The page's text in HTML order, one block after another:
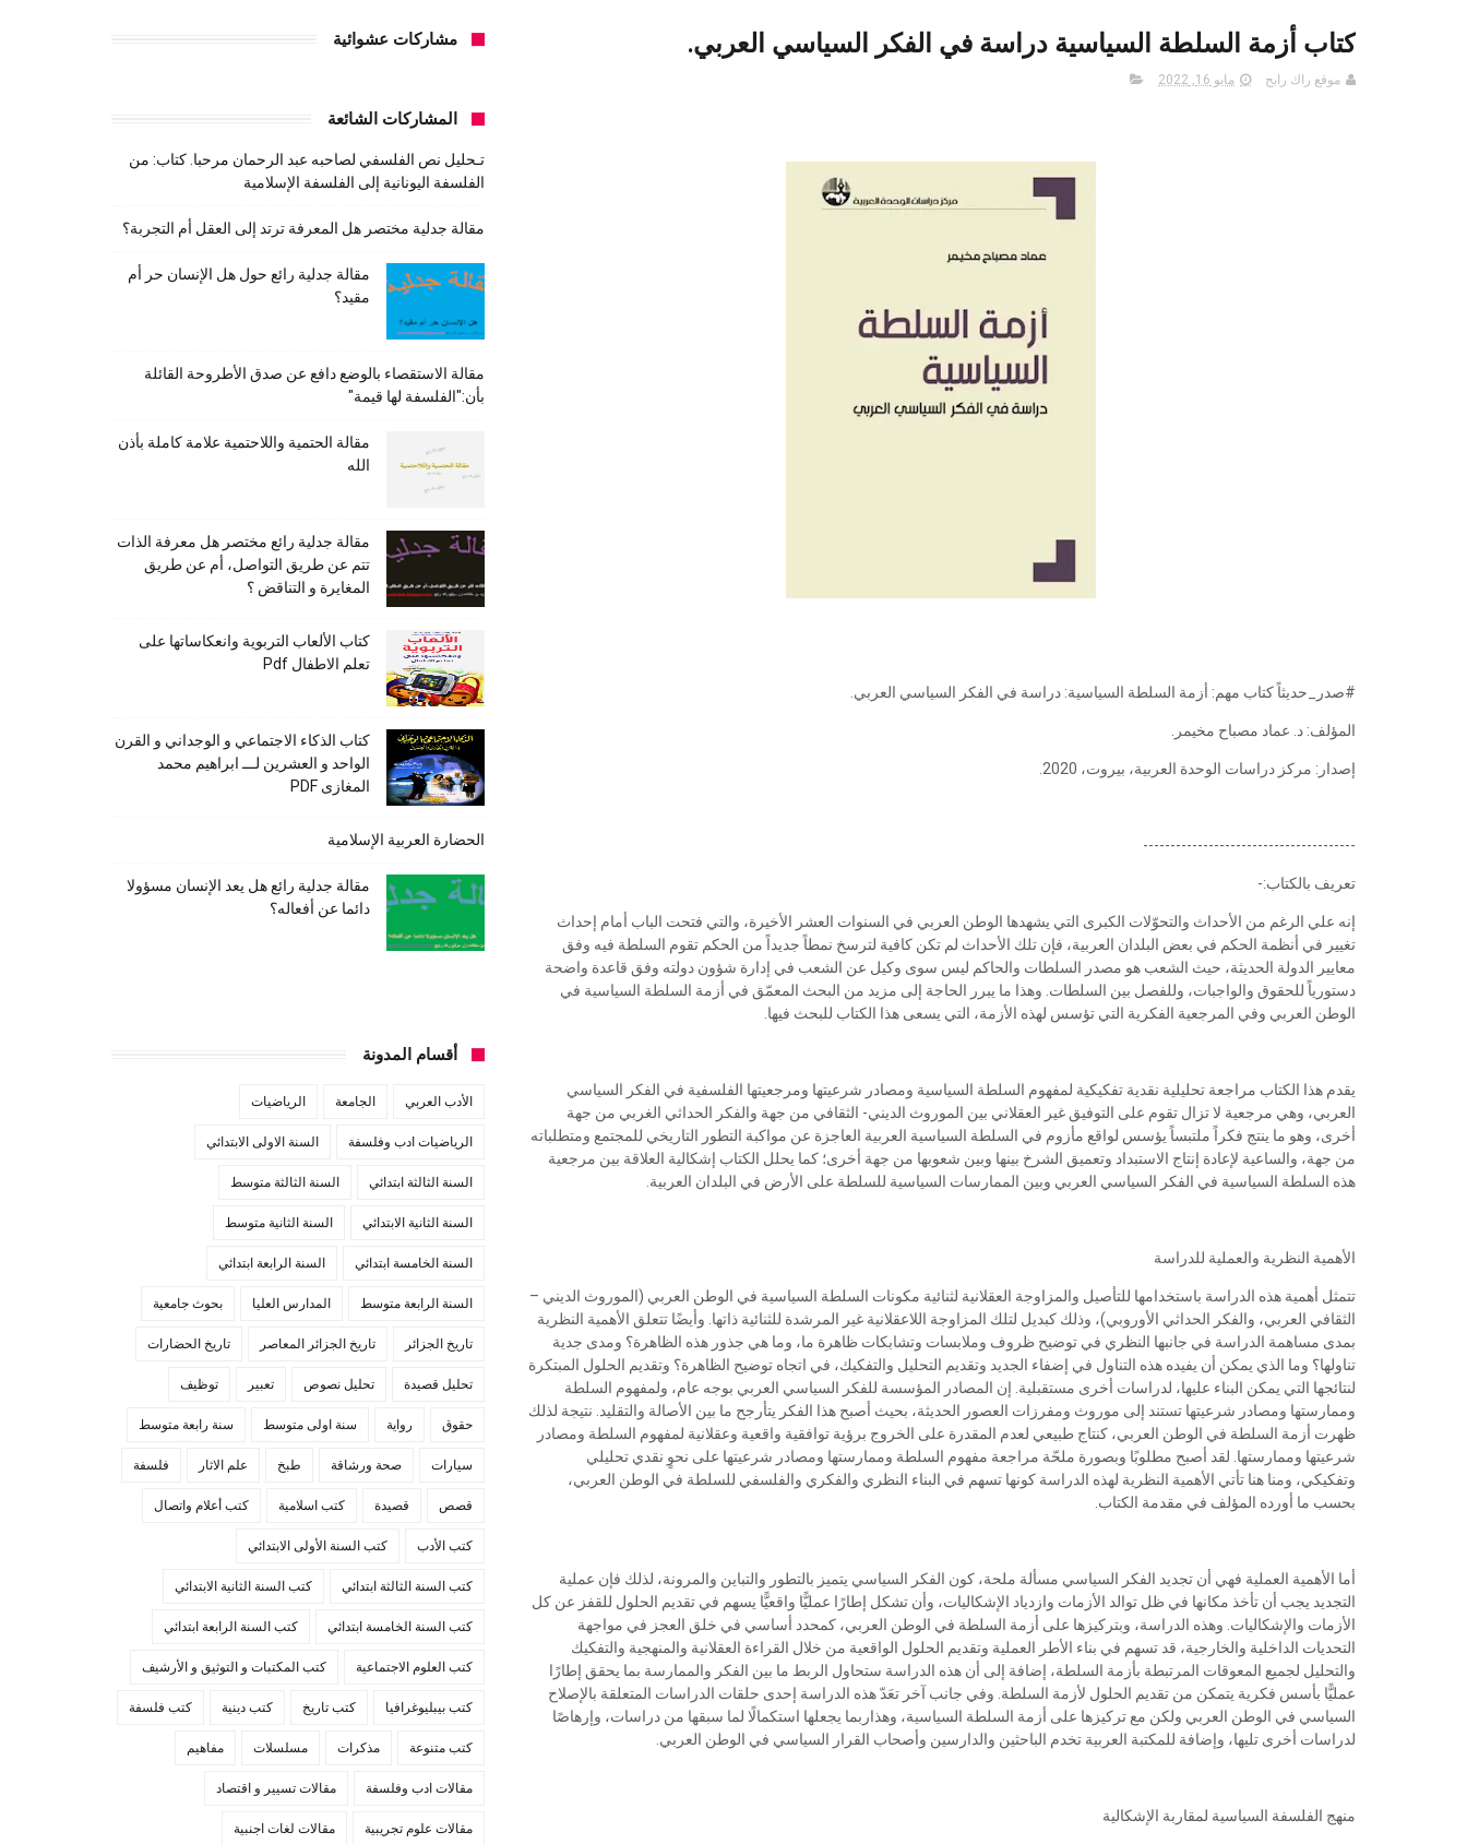
كتاب أزمة السلطة السياسية دراسة في الفكر السياسي العربي.
موقع راك رابح مايو 16, 2022
#صدر_حديثاً كتاب مهم: أزمة السلطة السياسية: دراسة في الفكر السياسي العربي.
المؤلف: د. عماد مصباح مخيمر.
إصدار: مركز دراسات الوحدة العربية، بيروت، 2020.
---------------------------------------
تعريف بالكتاب:-
إنه علي الرغم من الأحداث والتحوّلات الكبرى التي يشهدها الوطن العربي في السنوات العشر الأخيرة، والتي فتحت الباب أمام إحداث
تغيير في أنظمة الحكم في بعض البلدان العربية، فإن تلك الأحداث لم تكن كافية لترسخ نمطاً جديداً من الحكم تقوم السلطة فيه وفق
معايير الدولة الحديثة، حيث الشعب هو مصدر السلطات والحاكم ليس سوى وكيل عن الشعب في إدارة شؤون دولته وفق قاعدة واضحة
دستورياً للحقوق والواجبات، وللفصل بين السلطات. وهذا ما يبرر الحاجة إلى مزيد من البحث المعمّق في أزمة السلطة السياسية في
الوطن العربي وفي المرجعية الفكرية التي تؤسس لهذه الأزمة، التي يسعى هذا الكتاب للبحث فيها.
يقدم هذا الكتاب مراجعة تحليلية نقدية تفكيكية لمفهوم السلطة السياسية ومصادر شرعيتها ومرجعيتها الفلسفية في الفكر السياسي
العربي، وهي مرجعية لا تزال تقوم على التوفيق غير العقلاني بين الموروث الديني- الثقافي من جهة والفكر الحداثي الغربي من جهة
أخرى، وهو ما ينتج فكراً ملتبساً يؤسس لواقع مأزوم في السلطة السياسية العربية العاجزة عن مواكبة التطور التاريخي للمجتمع ومتطلباته
من جهة، والساعية لإعادة إنتاج الاستبداد وتعميق الشرخ بينها وبين شعوبها من جهة أخرى؛ كما يحلل الكتاب إشكالية العلاقة بين مرجعية
هذه السلطة السياسية في الفكر السياسي العربي وبين الممارسات السياسية للسلطة على الأرض في البلدان العربية.
الأهمية النظرية والعملية للدراسة
تتمثل أهمية هذه الدراسة باستخدامها للتأصيل والمزاوجة العقلانية لثنائية مكونات السلطة السياسية في الوطن العربي (الموروث الديني –
الثقافي العربي، والفكر الحداثي الأوروبي)، وذلك كبديل لتلك المزاوجة اللاعقلانية غير المرشدة للثنائية ذاتها. وأيضًا تتعلق الأهمية النظرية
بمدى مساهمة الدراسة في جانبها النظري في توضيح ظروف وملابسات وتشابكات ظاهرة ما، وما هي جذور هذه الظاهرة؟ ومدى جدية
تناولها؟ وما الذي يمكن أن يفيده هذه التناول في إضفاء الجديد وتقديم التحليل والتفكيك، في اتجاه توضيح الظاهرة؟ وتقديم الحلول المبتكرة
لنتائجها التي يمكن البناء عليها، لدراسات أخرى مستقبلية. إن المصادر المؤسسة للفكر السياسي العربي بوجه عام، ولمفهوم السلطة
وممارستها ومصادر شرعيتها تستند إلى موروث ومفرزات العصور الحديثة، بحيث أصبح هذا الفكر يتأرجح ما بين الأصالة والتقليد. نتيجة لذلك
ظهرت أزمة السلطة في الوطن العربي، كنتاج طبيعي لعدم المقدرة على الخروج برؤية توافقية واقعية وعقلانية لمفهوم السلطة ومصادر
شرعيتها وممارستها. لقد أصبح مطلوبًا وبصورة ملحّة مراجعة مفهوم السلطة وممارستها ومصادر شرعيتها على نحوٍ نقدي تحليلي
وتفكيكي، ومنا هنا تأتي الأهمية النظرية لهذه الدراسة كونها تسهم في البناء النظري والفكري والفلسفي للسلطة في الوطن العربي،
بحسب ما أورده المؤلف في مقدمة الكتاب.
أما الأهمية العملية فهي أن تجديد الفكر السياسي مسألة ملحة، كون الفكر السياسي يتميز بالتطور والتباين والمرونة، لذلك فإن عملية
التجديد يجب أن تأخذ مكانها في ظل توالد الأزمات وازدياد الإشكاليات، وأن تشكل إطارًا عمليًّا واقعيًّا يسهم في تقديم الحلول للقفز عن كل
الأزمات والإشكاليات. وهذه الدراسة، وبتركيزها على أزمة السلطة في الوطن العربي، كمحدد أساسي في خلق العجز في مواجهة
التحديات الداخلية والخارجية، قد تسهم في بناء الأطر العملية وتقديم الحلول الواقعية من خلال القراءة العقلانية والمنهجية والتفكيك
والتحليل لجميع المعوقات المرتبطة بأزمة السلطة، إضافة إلى أن هذه الدراسة ستحاول الربط ما بين الفكر والممارسة بما يحقق إطارًا
عمليًّا بأسس فكرية يتمكن من تقديم الحلول لأزمة السلطة. وفي جانب آخر تعَدّ هذه الدراسة إحدى حلقات الدراسات المتعلقة بالإصلاح
السياسي في الوطن العربي ولكن مع تركيزها على أزمة السلطة السياسية، وهذاربما يجعلها استكمالًا لما سبقها من دراسات، وإرهاصًا
لدراسات أخرى تليها، وإضافة للمكتبة العربية تخدم الباحثين والدارسين وأصحاب القرار السياسي في الوطن العربي.
منهج الفلسفة السياسية لمقاربة الإشكالية
مشاركات عشوائية
المشاركات الشائعة
تـحليل نص الفلسفي لصاحبه عبد الرحمان مرحبا. كتاب: من
الفلسفة اليونانية إلى الفلسفة الإسلامية
مقالة جدلية مختصر هل المعرفة ترتد إلى العقل أم التجربة؟
مقالة جدلية رائع حول هل الإنسان حر أم
مقيد؟
مقالة الاستقصاء بالوضع دافع عن صدق الأطروحة القائلة
بأن:"الفلسفة لها قيمة"
مقالة الحتمية واللاحتمية علامة كاملة بأذن
الله
مقالة جدلية رائع مختصر هل معرفة الذات
تتم عن طريق التواصل، أم عن طريق
المغايرة و التناقض ؟
كتاب الألعاب التربوية وانعكاساتها على
تعلم الاطفال Pdf
كتاب الذكاء الاجتماعي و الوجداني و القرن
الواحد و العشرين لـــ ابراهيم محمد
المغازى PDF
الحضارة العربية الإسلامية
مقالة جدلية رائع هل يعد الإنسان مسؤولا
دائما عن أفعاله؟
أقسام المدونة
الأدب العربي الجامعة الرياضيات
الرياضيات ادب وفلسفة السنة الاولى الابتدائي
السنة الثالثة ابتدائي السنة الثالثة متوسط
السنة الثانية الابتدائي السنة الثانية متوسط
السنة الخامسة ابتدائي السنة الرابعة ابتدائي
السنة الرابعة متوسط المدارس العليا بحوث جامعية
تاريخ الجزائر تاريخ الجزائر المعاصر تاريخ الحضارات
تحليل قصيدة تحليل نصوص تعبير توظيف
حقوق رواية سنة اولى متوسط سنة رابعة متوسط
سيارات صحة ورشاقة طبخ علم الاثار فلسفة
قصص قصيدة كتب اسلامية كتب أعلام واتصال
كتب الأدب كتب السنة الأولى الابتدائي
كتب السنة الثالثة ابتدائي كتب السنة الثانية الابتدائي
كتب السنة الخامسة ابتدائي كتب السنة الرابعة ابتدائي
كتب العلوم الاجتماعية كتب المكتبات و التوثيق و الأرشيف
كتب بيبليوغرافيا كتب تاريخ كتب دينية كتب فلسفة
كتب متنوعة مذكرات مسلسلات مفاهيم
مقالات ادب وفلسفة مقالات تسيير و اقتصاد
مقالات علوم تجريبية مقالات لغات اجنبية